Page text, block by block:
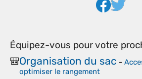
Équipez-vous pour votre
🎒Organisation du sac -
optimiser le rangement